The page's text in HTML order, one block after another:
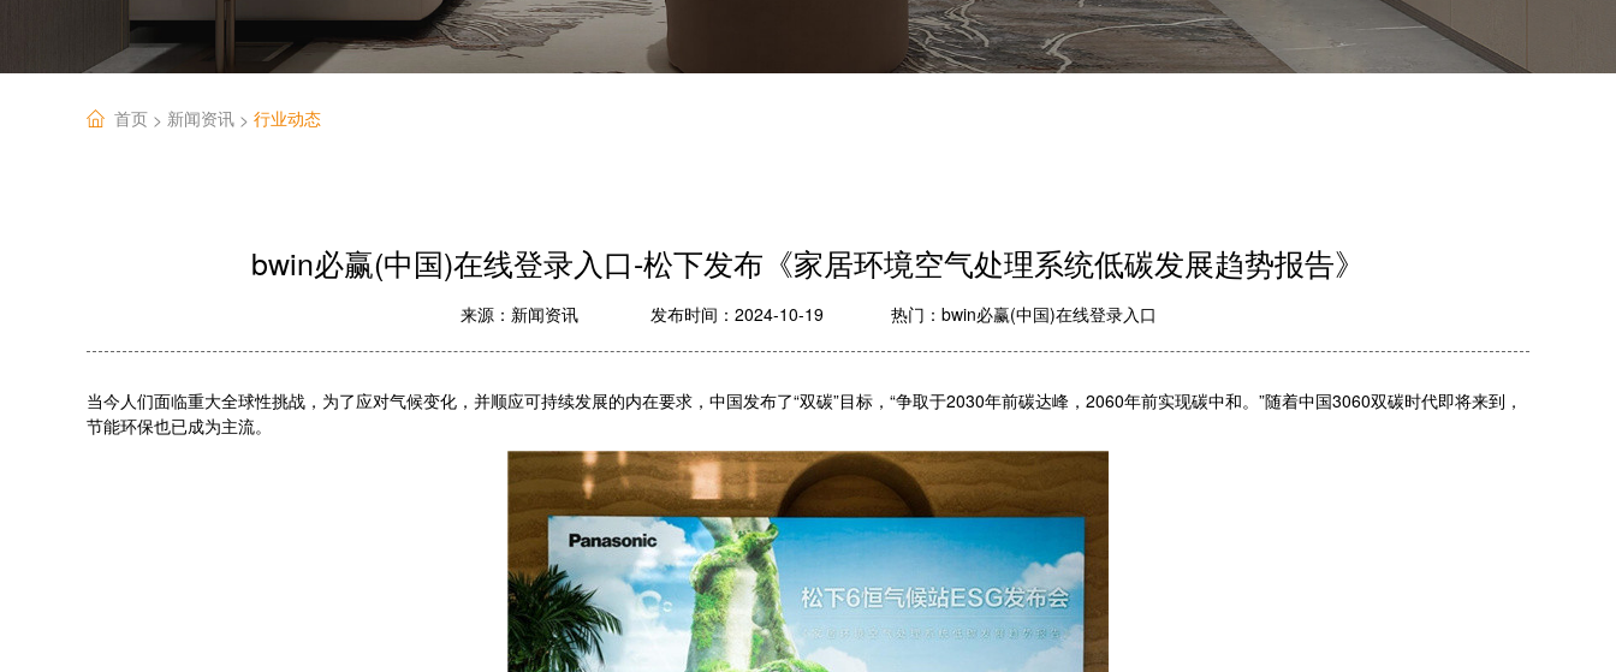
首页 > 新闻资讯 > 行业动态
bwin必赢(中国)在线登录入口-松下发布《家居环境空气处理系统低碳发展趋势报告》
来源： 新闻资讯 发布时间：2024-10-19 热门： bwin必赢(中国)在线登录入口
当今人们面临重大全球性挑战，为了应对气候变化，并顺应可持续发展的内在要求，中国发布了“双碳”目标，“争取于2030年前碳达峰，2060年前实现碳中和。”随着中国3060双碳时代即将来到，
节能环保也已成为主流。